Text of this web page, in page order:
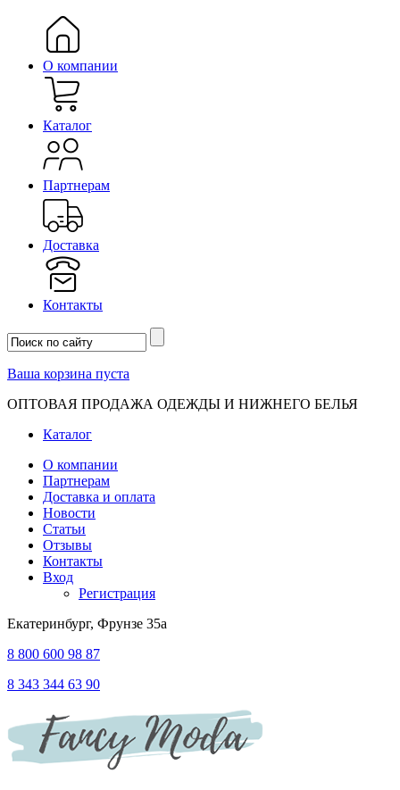
О компании
Каталог
Партнерам
Доставка
Контакты
Ваша корзина пуста
ОПТОВАЯ ПРОДАЖА ОДЕЖДЫ И НИЖНЕГО БЕЛЬЯ
Каталог
О компании
Партнерам
Доставка и оплата
Новости
Статьи
Отзывы
Контакты
Вход
Регистрация
Екатеринбург, Фрунзе 35а
8 800 600 98 87
8 343 344 63 90